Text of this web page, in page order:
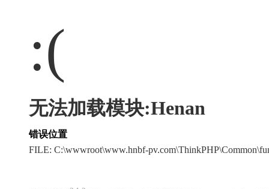
:(
无法加载模块:Henan
错误位置
FILE: C:\wwwroot\www.hnbf-